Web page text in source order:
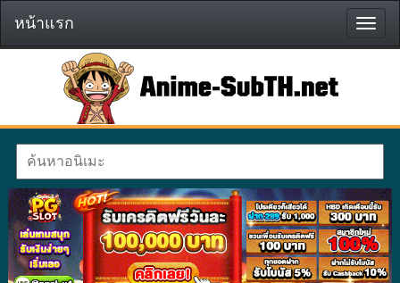
หน้า
แรก
หน้าแรก